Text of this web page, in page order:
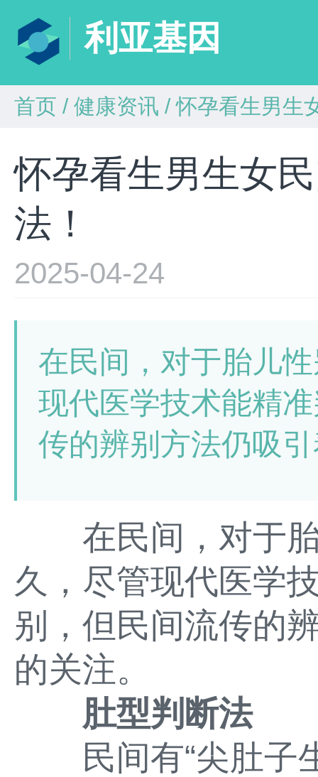
利亚基因
首页 / 健康资讯 /怀孕看生男生
怀孕看生男生女
法！
2025-04-24
在民间，对于胎儿
现代医学技术能精
传的辨别方法仍吸
在民间，对于胎
久，尽管现代医学
别，但民间流传的
的关注。
肚型判断法
民间有“尖肚子